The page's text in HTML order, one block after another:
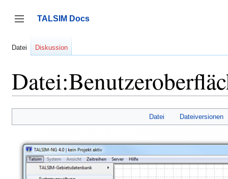
springen
Seitenleiste umschalten
TALSIM Docs
Datei Diskussion
Datei Dateiversionen